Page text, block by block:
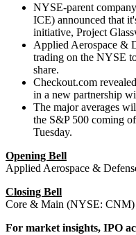
NYSE-parent
ICE) announced that
initiative, Project
Applied Aerospace &
trading on the NYSE
share.
Checkout.com
in a new partnership
The major averages
the S&P 500 coming
Tuesday.
Opening Bell
Applied Aerospace &
Closing Bell
Core & Main (NYSE: CNM)
For market insights, IPO